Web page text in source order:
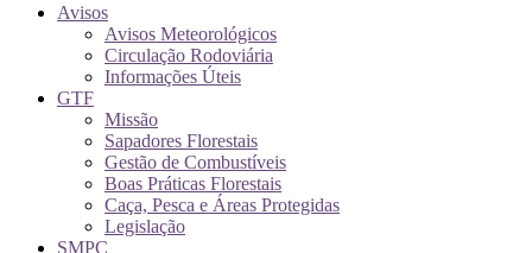
Avisos
Avisos Meteorológicos
Circulação Rodoviária
Informações Úteis
GTF
Missão
Sapadores Florestais
Gestão de Combustíveis
Boas Práticas Florestais
Caça, Pesca e Áreas Protegidas
Legislação
SMPC